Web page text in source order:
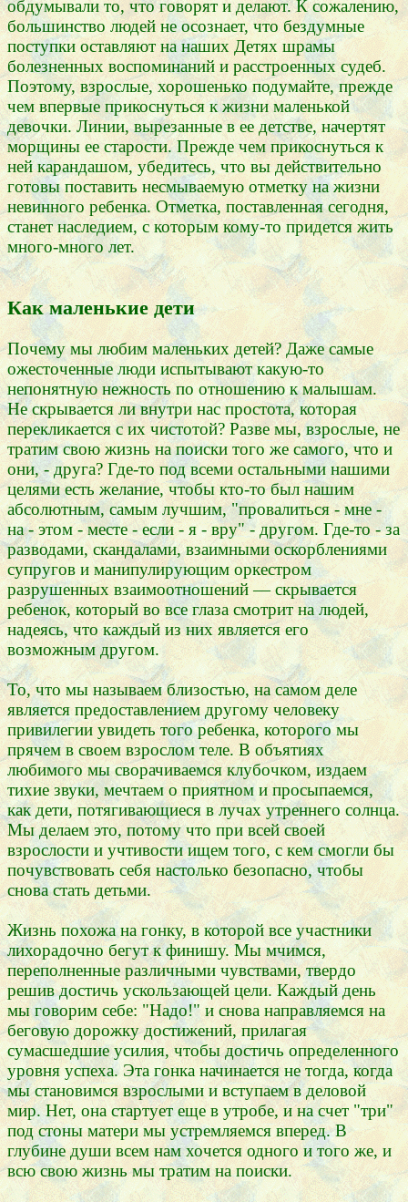
обдумывали то, что говорят и делают. К сожалению,
большинство людей не осознает, что бездумные
поступки оставляют на наших Детях шрамы
болезненных воспоминаний и расстроенных судеб.
Поэтому, взрослые, хорошенько подумайте, прежде
чем впервые прикоснуться к жизни маленькой
девочки. Линии, вырезанные в ее детстве, начертят
морщины ее старости. Прежде чем прикоснуться к
ней карандашом, убедитесь, что вы действительно
готовы поставить несмываемую отметку на жизни
невинного ребенка. Отметка, поставленная сегодня,
станет наследием, с которым кому-то придется жить
много-много лет.
Как маленькие дети
Почему мы любим маленьких детей? Даже самые
ожесточенные люди испытывают какую-то
непонятную нежность по отношению к малышам.
Не скрывается ли внутри нас простота, которая
перекликается с их чистотой? Разве мы, взрослые, не
тратим свою жизнь на поиски того же самого, что и
они, - друга? Где-то под всеми остальными нашими
целями есть желание, чтобы кто-то был нашим
абсолютным, самым лучшим, "провалиться - мне -
на - этом - месте - если - я - вру" - другом. Где-то - за
разводами, скандалами, взаимными оскорблениями
супругов и манипулирующим оркестром
разрушенных взаимоотношений — скрывается
ребенок, который во все глаза смотрит на людей,
надеясь, что каждый из них является его
возможным другом.
То, что мы называем близостью, на самом деле
является предоставлением другому человеку
привилегии увидеть того ребенка, которого мы
прячем в своем взрослом теле. В объятиях
любимого мы сворачиваемся клубочком, издаем
тихие звуки, мечтаем о приятном и просыпаемся,
как дети, потягивающиеся в лучах утреннего солнца.
Мы делаем это, потому что при всей своей
взрослости и учтивости ищем того, с кем смогли бы
почувствовать себя настолько безопасно, чтобы
снова стать детьми.
Жизнь похожа на гонку, в которой все участники
лихорадочно бегут к финишу. Мы мчимся,
переполненные различными чувствами, твердо
решив достичь ускользающей цели. Каждый день
мы говорим себе: "Надо!" и снова направляемся на
беговую дорожку достижений, прилагая
сумасшедшие усилия, чтобы достичь определенного
уровня успеха. Эта гонка начинается не тогда, когда
мы становимся взрослыми и вступаем в деловой
мир. Нет, она стартует еще в утробе, и на счет "три"
под стоны матери мы устремляемся вперед. В
глубине души всем нам хочется одного и того же, и
всю свою жизнь мы тратим на поиски.